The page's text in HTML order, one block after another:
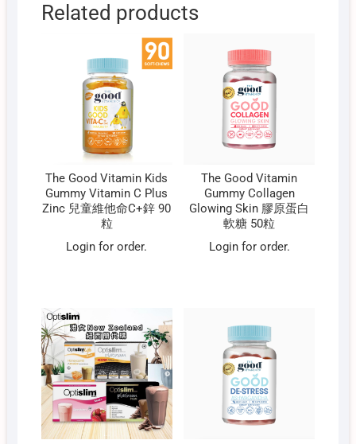
Related products
The Good Vitamin Kids
Gummy Vitamin C Plus
Zinc 兒童維他命C+鋅 90
粒
Login for order.
The Good Vitamin
Gummy Collagen
Glowing Skin 膠原蛋白
軟糖 50粒
Login for order.